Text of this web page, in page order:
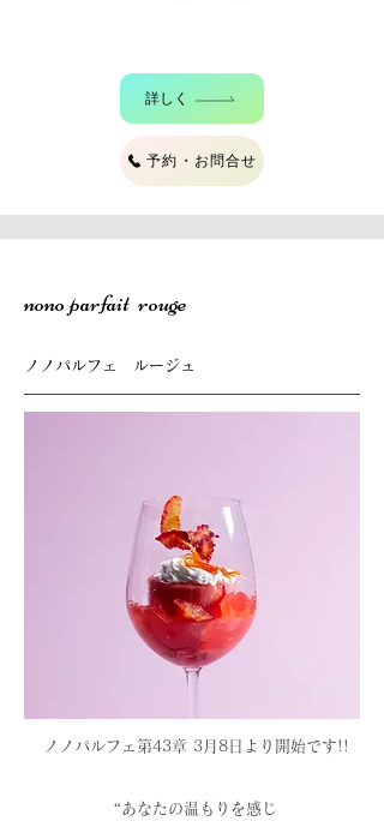
詳しく
予約・お問合せ
nono parfait rouge
ノノパルフェ ルージュ
ノノパルフェ第43章 3月8日より開始です!!
“あなたの温もりを感じ